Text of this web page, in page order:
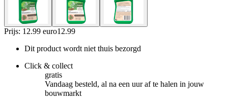
Prijs: 12.99 euro12.99
Dit product wordt niet thuis bezorgd
Click & collect
gratis
Vandaag besteld, al na een uur af te halen in jouw
bouwmarkt